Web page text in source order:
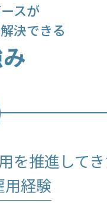
スが
決できる
を推進して
用経験